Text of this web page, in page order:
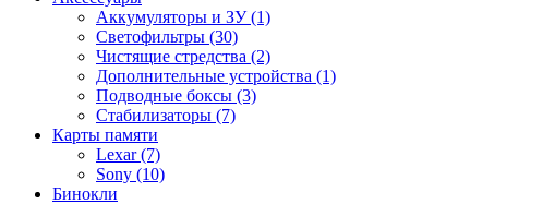
Аккумуляторы и ЗУ (1)
Светофильтры (30)
Чистящие стредства (2)
Дополнительные устройства (1)
Подводные боксы (3)
Стабилизаторы (7)
Карты памяти
Lexar (7)
Sony (10)
Бинокли